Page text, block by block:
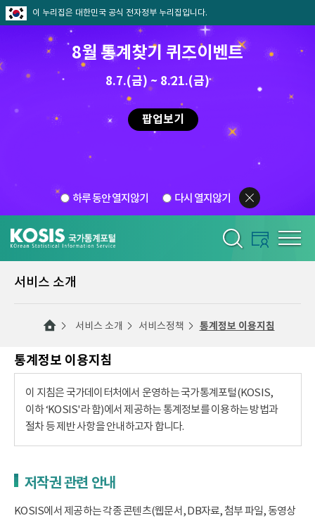
이 누리집은 대한민국 공식 전자정부 누리집입니다.
8월 통계찾기 퀴즈이벤트
8.7.(금) ~ 8.21.(금)
팝업보기
하루 동안 열지않기 다시 열지않기
서비스 소개
서비스 소개 서비스정책 통계정보 이용지침
통계정보 이용지침
이 지침은 국가데이터처에서 운영하는 국가통계포털(KOSIS,
이하 ‘KOSIS'라 함)에서 제공하는 통계정보를 이용하는 방법과
절차 등 제반 사항을 안내하고자 합니다.
저작권 관련 안내
KOSIS에서 제공하는 각종 콘텐츠(웹문서, DB자료, 첨부 파일, 동영상